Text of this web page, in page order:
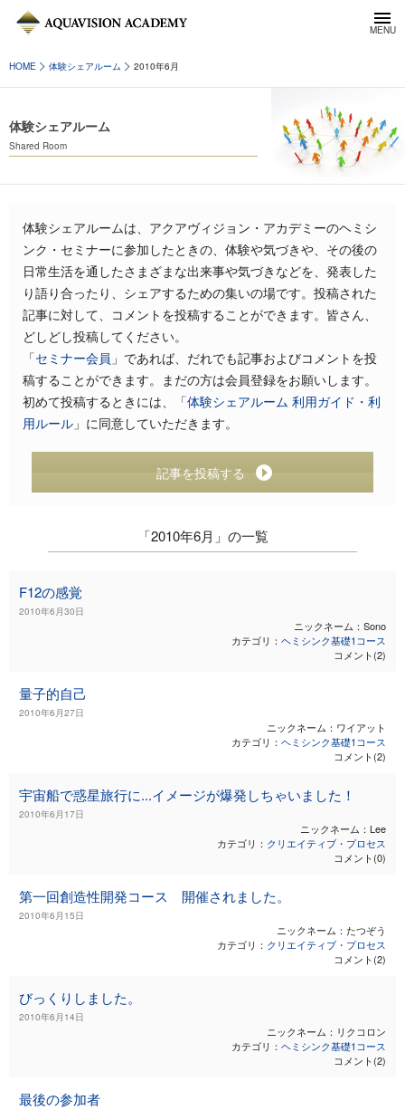
HOME 体験シェアルーム 2010年6月
体験シェアルーム
Shared Room
体験シェアルームは、アクアヴィジョン・アカデミーのヘミシ
ンク・セミナーに参加したときの、体験や気づきや、その後の
日常生活を通したさまざまな出来事や気づきなどを、発表した
り語り合ったり、シェアするための集いの場です。投稿された
記事に対して、コメントを投稿することができます。皆さん、
どしどし投稿してください。
「セミナー会員 」であれば、だれでも記事およびコメントを投
稿することができます。まだの方は会員登録をお願いします。
初めて投稿するときには、「体験シェアルーム 利用ガイド・利
用ルール 」に同意していただきます。
記事を投稿する
「2010年6月」の一覧
F12の感覚
2010年6月30日
ニックネーム：Sono
カテゴリ： ヘミシンク基礎1コース
コメント(2)
量子的自己
2010年6月27日
ニックネーム：ワイアット
カテゴリ： ヘミシンク基礎1コース
コメント(2)
宇宙船で惑星旅行に...イメージが爆発しちゃいました！
2010年6月17日
ニックネーム：Lee
カテゴリ： クリエイティブ・プロセス
コメント(0)
第一回創造性開発コース 開催されました。
2010年6月15日
ニックネーム：たつぞう
カテゴリ： クリエイティブ・プロセス
コメント(2)
びっくりしました。
2010年6月14日
ニックネーム：リクコロン
カテゴリ： ヘミシンク基礎1コース
コメント(2)
最後の参加者